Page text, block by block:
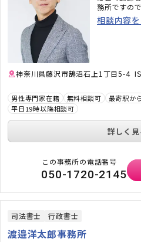
務所ですの
い。
相談内容
神奈川県藤沢市鵠沼石上1丁目5-4
男性専門家在籍 無料相談可 最寄駅か
平日19時以降相談可
詳しく見
この事務所の電話番号
050-1720-2145
司法書士 行政書士
渡邉洋太郎事務所